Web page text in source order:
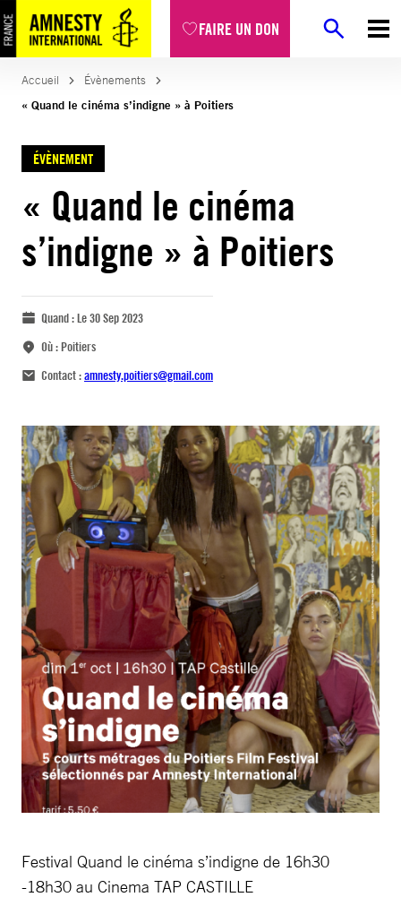
FAIRE UN DON
Accueil
Évènements
« Quand le cinéma s’indigne » à Poitiers
ÉVÈNEMENT
« Quand le cinéma
s’indigne » à Poitiers
Quand :Le 30 Sep 2023
Où :Poitiers
Contact :amnesty.poitiers@gmail.com
Festival Quand le cinéma s’indigne de 16h30
-18h30 au Cinema TAP CASTILLE